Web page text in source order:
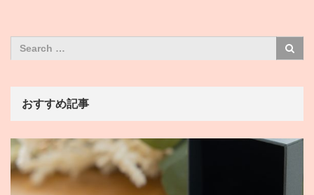
おすすめ記事